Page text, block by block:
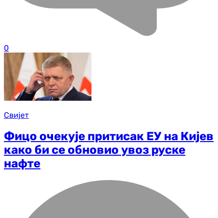
0
Свијет
Фицо очекује притисак ЕУ на Кијев
како би се обновио увоз руске
нафте